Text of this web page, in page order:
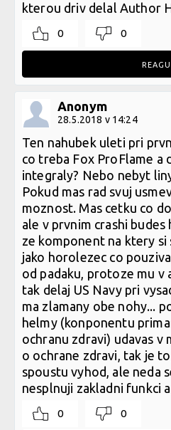
kterou driv delal Author
0 0
Anonym
28.5.2018 v 14:24
Ten nahubek uleti pri
co treba Fox ProFlame a
integraly? Nebo nebyt
Pokud mas rad svuj
moznost. Mas cetku co
ale v prvnim crashi
ze komponent na ktery
jako horolezec co
od padaku, protoze mu v
tak delaj US Navy pri
ma zlamany obe nohy...
helmy (konponentu
ochranu zdravi) udavas v
o ochrane zdravi, tak je
spoustu vyhod, ale neda
nesplnuji zakladni funkci
0 0